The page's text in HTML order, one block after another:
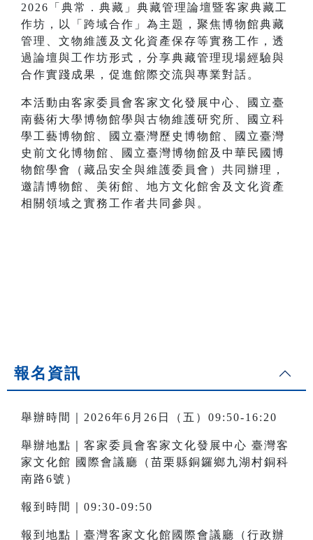
2026「典常．典藏」典藏管理論壇暨客家典藏工
作坊，以「跨域合作」為主題，聚焦博物館典藏
管理、文物維護及文化資產保存等實務工作，透
過論壇與工作坊形式，分享典藏管理現場經驗與
合作實踐成果，促進館際交流與專業對話。
本活動由客家委員會客家文化發展中心、國立臺
南藝術大學博物館學與古物維護研究所、國立科
學工藝博物館、國立臺灣歷史博物館、國立臺灣
史前文化博物館、國立臺灣博物館及中華民國博
物館學會（藏品安全與維護委員會）共同辦理，
邀請博物館、美術館、地方文化館舍及文化資產
相關領域之實務工作者共同參與。
報名資訊
舉辦時間｜2026年6月26日（五）09:50-16:20
舉辦地點｜客家委員會客家文化發展中心 臺灣客
家文化館 國際會議廳（苗栗縣銅鑼鄉九湖村銅科
南路6號）
報到時間｜09:30-09:50
報到地點｜臺灣客家文化館國際會議廳（行政辦